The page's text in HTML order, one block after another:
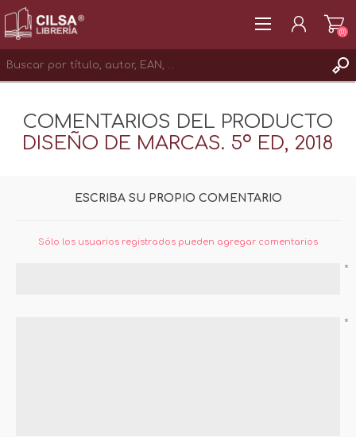
INICIAR SESIÓN
(0)
COMENTARIOS DEL PRODUCTO
DISEÑO DE MARCAS. 5º ED, 2018
ESCRIBA SU PROPIO COMENTARIO
Sólo los usuarios registrados pueden agregar comentarios
*
*